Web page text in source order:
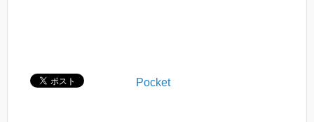
Pocket